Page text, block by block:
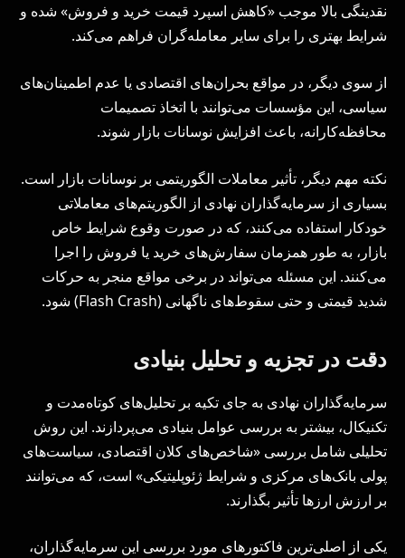
نقدینگی بالا موجب «کاهش اسپرد قیمت خرید و فروش» شده و
شرایط بهتری را برای سایر معامله‌گران فراهم می‌کند.
از سوی دیگر، در مواقع بحران‌های اقتصادی یا عدم اطمینان‌های
سیاسی، این مؤسسات می‌توانند با اتخاذ تصمیمات
محافظه‌کارانه، باعث افزایش نوسانات بازار شوند.
نکته مهم دیگر، تأثیر معاملات الگوریتمی بر نوسانات بازار است.
بسیاری از سرمایه‌گذاران نهادی از الگوریتم‌های معاملاتی
خودکار استفاده می‌کنند، که در صورت وقوع شرایط خاص
بازار، به طور همزمان سفارش‌های خرید یا فروش را اجرا
می‌کنند. این مسئله می‌تواند در برخی مواقع منجر به حرکات
شدید قیمتی و حتی سقوط‌های ناگهانی (Flash Crash) شود.
دقت در تجزیه و تحلیل بنیادی
سرمایه‌گذاران نهادی به جای تکیه بر تحلیل‌های کوتاه‌مدت و
تکنیکال، بیشتر به بررسی عوامل بنیادی می‌پردازند. این روش
تحلیلی شامل بررسی «شاخص‌های کلان اقتصادی، سیاست‌های
پولی بانک‌های مرکزی و شرایط ژئوپلیتیکی» است، که می‌توانند
بر ارزش ارزها تأثیر بگذارند.
یکی از اصلی‌ترین فاکتورهای مورد بررسی این سرمایه‌گذاران،